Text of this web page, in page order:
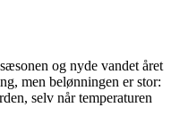
og nyde vandet året
men belønningen er stor:
selv når temperaturen